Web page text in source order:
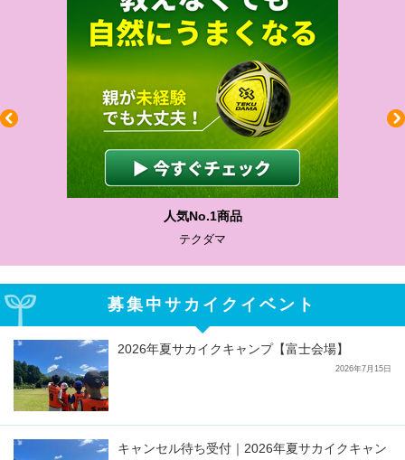
人気No.1商品
テクダマ
募集中サカイクイベント
2026年夏サカイクキャンプ【富士会場】
2026年7月15日
キャンセル待ち受付｜2026年夏サカイクキャン